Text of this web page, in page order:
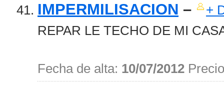
IMPERMILISACION – +
REPAR LE TECHO DE MI
Fecha de alta: 10/07/2012